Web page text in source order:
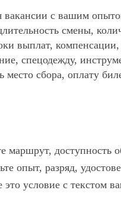
вакансии с вашим
смены,
выплат,
спецодежду,
сбора, оплату
маршрут, доступность
опыт, разряд,
это условие с текстом